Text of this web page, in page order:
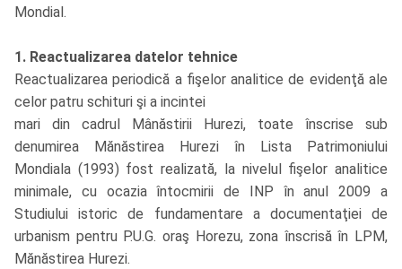
Mondial.
1. Reactualizarea datelor tehnice
Reactualizarea periodică a fişelor analitice de evidenţă ale
celor patru schituri şi a incintei
mari din cadrul Mânăstirii Hurezi, toate înscrise sub
denumirea Mănăstirea Hurezi în Lista Patrimoniului
Mondiala (1993) fost realizată, la nivelul fişelor analitice
minimale, cu ocazia întocmirii de INP în anul 2009 a
Studiului istoric de fundamentare a documentaţiei de
urbanism pentru P.U.G. oraş Horezu, zona înscrisă în LPM,
Mănăstirea Hurezi.